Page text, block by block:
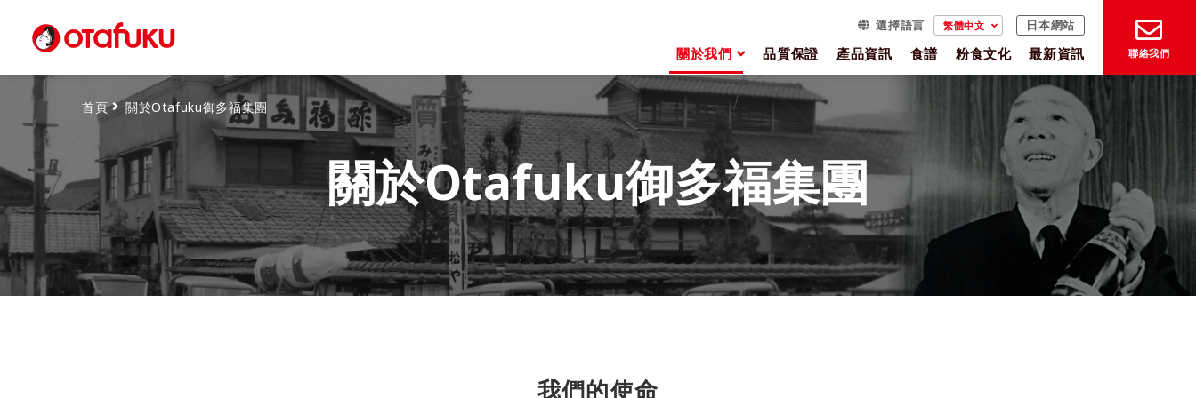
選擇語言 繁體中文 日本網站
關於我們 品質保證 產品資訊 食譜 粉食文化 最新資訊 聯絡我們
首頁 關於Otafuku御多福集團
關於Otafuku御多福集團
我們的使命